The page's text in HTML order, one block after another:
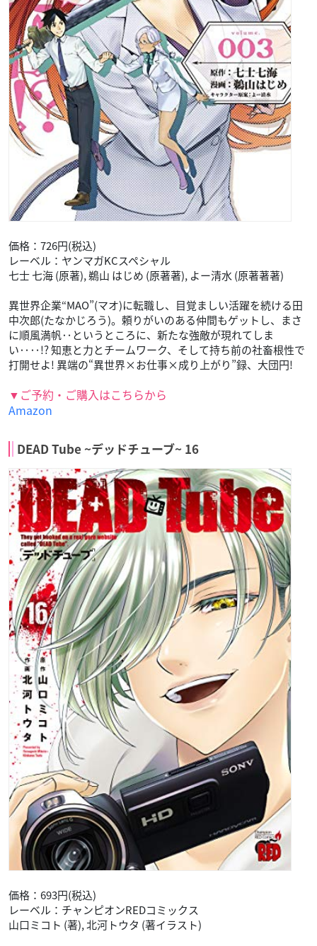
価格：726円(税込)
レーベル：ヤンマガKCスペシャル
七士 七海 (原著), 鵜山 はじめ (原著著), よー清水 (原著著著)
異世界企業“MAO”(マオ)に転職し、目覚ましい活躍を続ける田
中次郎(たなかじろう)。頼りがいのある仲間もゲットし、まさ
に順風満帆‥というところに、新たな強敵が現れてしま
い‥‥!? 知恵と力とチームワーク、そして持ち前の社畜根性で
打開せよ! 異端の“異世界×お仕事×成り上がり”録、大団円!
▼ご予約・ご購入はこちらから
Amazon
DEAD Tube ~デッドチューブ~ 16
価格：693円(税込)
レーベル：チャンピオンREDコミックス
山口ミコト (著), 北河トウタ (著イラスト)